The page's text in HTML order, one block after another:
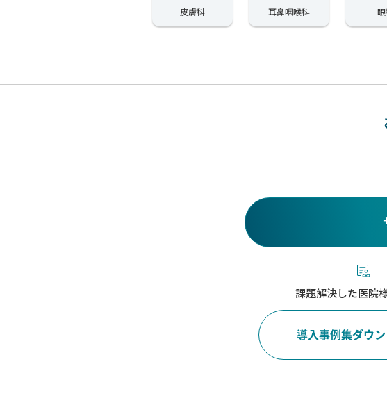
皮膚科 耳鼻咽喉科
課題解決した医院
導入事例集ダウ